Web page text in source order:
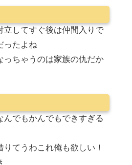
立してすぐ後は仲間入りで
ったよね
っちゃうのは家族の仇だか
んでもかんでもできすぎる
てうわこれ俺も欲しい！